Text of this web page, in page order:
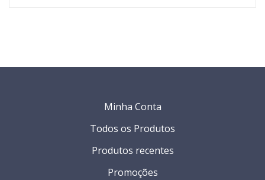
Minha Conta
Todos os Produtos
Produtos recentes
Promoções